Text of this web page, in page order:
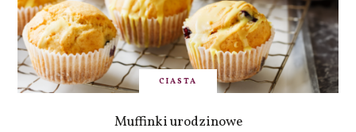
CIASTA
Muffinki urodzinowe